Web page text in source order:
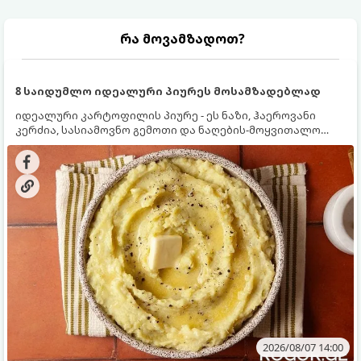
რა მოვამზადოთ?
8 საიდუმლო იდეალური პიურეს მოსამზადებლად
იდეალური კარტოფილის პიურე - ეს ნაზი, ჰაეროვანი
კერძია, სასიამოვნო გემოთი და ნაღების-მოყვითალო
ფერით. მისი მომზადება ძალიან მარტივია, მაგრამ
არსებობს რამდენიმე საიდუმლო, რომლებიც უნდა
იცოდეთ, რომ პიურე იდეალურად გემრიელი გამოვიდეს.
2026/08/07 14:00